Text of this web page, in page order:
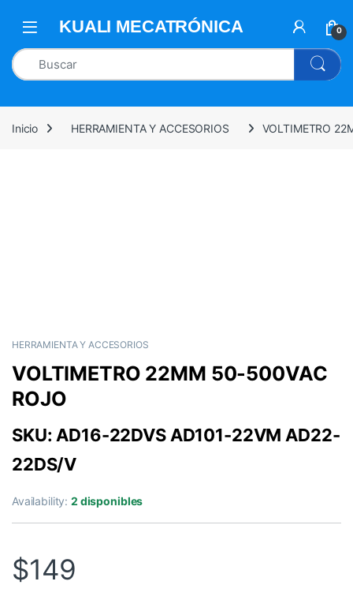
0
Inicio HERRAMIENTA Y ACCESORIOS VOLTIMETRO
HERRAMIENTA Y ACCESORIOS
VOLTIMETRO 22MM 50-500VAC
ROJO
SKU: AD16-22DVS AD101-22VM AD22-
22DS/V
Availability:2 disponibles
$149